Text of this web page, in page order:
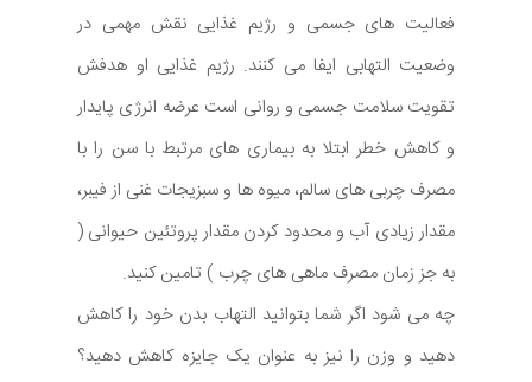
فعالیت های جسمی و رژیم غذایی نقش مهمی در
وضعیت التهابی ایفا می کنند. رژیم غذایی او هدفش
تقویت سلامت جسمی و روانی است عرضه انرژی پایدار
و کاهش خطر ابتلا به بیماری های مرتبط با سن را با
مصرف چربی های سالم، میوه ها و سبزیجات غنی از فیبر،
مقدار زیادی آب و محدود کردن مقدار پروتئین حیوانی (
به جز زمان مصرف ماهی های چرب ) تامین کنید.
چه می شود اگر شما بتوانید التهاب بدن خود را کاهش
دهید و وزن را نیز به عنوان یک جایزه کاهش دهید؟